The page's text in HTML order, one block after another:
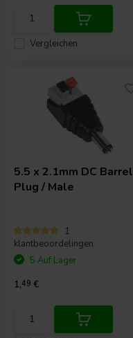
Vergleichen
5.5 x 2.1mm DC Barrel
Plug / Male
1
klantbeoordelingen
5 Auf Lager
1,49 €